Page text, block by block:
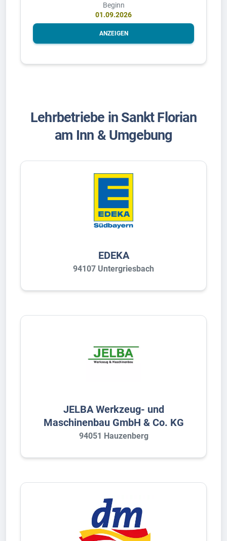
Beginn
01.09.2026
ANZEIGEN
Lehrbetriebe in Sankt Florian
am Inn & Umgebung
EDEKA
94107 Untergriesbach
JELBA Werkzeug- und
Maschinenbau GmbH & Co. KG
94051 Hauzenberg